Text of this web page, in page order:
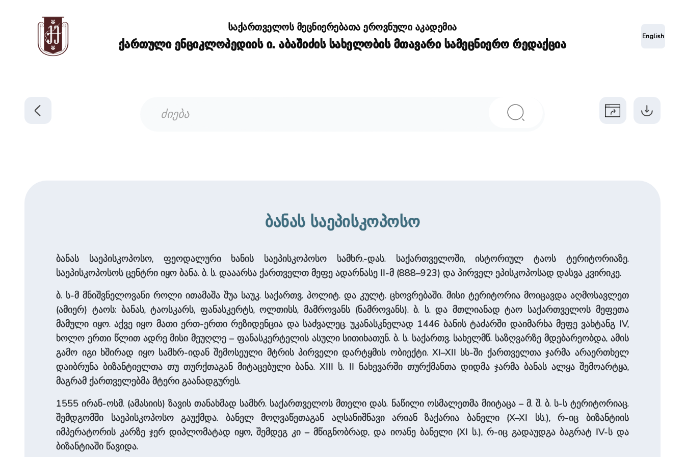
საქართველოს მეცნიერებათა ეროვნული აკადემია
ქართული ენციკლოპედიის ი. აბაშიძის სახელობის მთავარი სამეცნიერო რედაქცია
English
ბანას საეპისკოპოსო
ბანას საეპისკოპოსო, ფეოდალური ხანის საეპისკოპოსო სამხრ.-დას. საქართველოში, ისტორიულ ტაოს ტერიტორიაზე.
საეპისკოპოსოს ცენტრი იყო ბანა. ბ. ს. დააარსა ქართველთ მეფე ადარნასე II-მ (888–923) და პირველ ეპისკოპოსად დასვა კვირიკე.
ბ. ს-მ მნიშვნელოვანი როლი ითამაშა შუა საუკ. საქართვ. პოლიტ. და კულტ. ცხოვრებაში. მისი ტერიტორია მოიცავდა აღმოსავლეთ
(ამიერ) ტაოს: ბანას, ტაოსკარს, ფანასკერტს, ოლთისს, მამროვანს (ნამროვანს). ბ. ს. და მთლიანად ტაო საქართველოს მეფეთა
მამული იყო. აქვე იყო მათი ერთ-ერთი რეზიდენცია და საძვალეც. უკანასკნელად 1446 ბანის ტაძარში დაიმარხა მეფე ვახტანგ IV,
ხოლო ერთი წლით ადრე მისი მეუღლე – ფანასკერტელის ასული სითიხათუნ. ბ. ს. საქართვ. სახელმწ. საზღვარზე მდებარეობდა, ამის
გამო იგი ხშირად იყო სამხრ-იდან შემოსეული მტრის პირველი დარტყმის ობიექტი. XI–XII სს-ში ქართველთა ჯარმა არაერთხელ
დაიბრუნა ბიზანტიელთა თუ თურქთაგან მიტაცებული ბანა. XIII ს. II ნახევარში თურქმანთა დიდმა ჯარმა ბანას ალყა შემოარტყა,
მაგრამ ქართველებმა მტერი გაანადგურეს.
1555 ირან-ოსმ. (ამასიის) ზავის თანახმად სამხრ. საქართველოს მთელი დას. ნაწილი ოსმალეთმა მიიტაცა – მ. შ. ბ. ს-ს ტერიტორიაც.
შემდგომში საეპისკოპოსო გაუქმდა. ბანელ მოღვაწეთაგან აღსანიშნავი არიან ზაქარია ბანელი (X–XI სს.), რ-იც ბიზანტიის
იმპერატორის კარზე ჯერ დიპლომატად იყო, შემდეგ კი – მწიგნობრად, და იოანე ბანელი (XI ს.), რ-იც გადაუდგა ბაგრატ IV-ს და
ბიზანტიაში წავიდა.